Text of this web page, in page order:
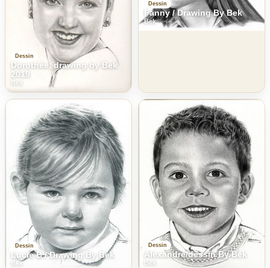
Dessin
Dorothée, drawing by Bek
2019
Bek
Dessin
Fanny / Drawing By Bek
Bek
Dessin
Lucie B / Drawing By Bek
Bek
Dessin
Alexandre/dessin By Bek
Bek